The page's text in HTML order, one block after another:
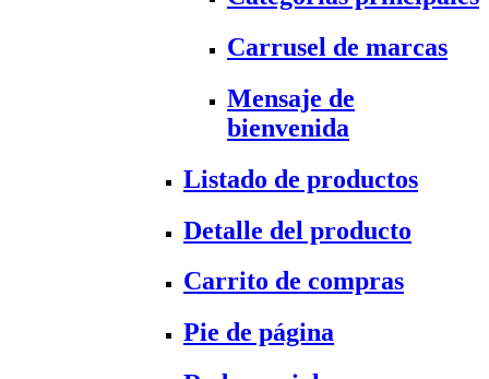
Carrusel de marcas
Mensaje de
bienvenida
Listado de productos
Detalle del producto
Carrito de compras
Pie de página